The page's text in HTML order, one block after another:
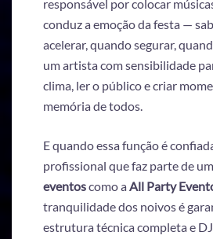
responsável por colocar
conduz a emoção da festa —
acelerar, quando segurar,
um artista com sensibilidade
clima, ler o público e criar
memória de todos.
E quando essa função é
profissional que faz parte de
eventoscomo aAll Party
tranquilidade dos noivos é
estrutura técnica completa e